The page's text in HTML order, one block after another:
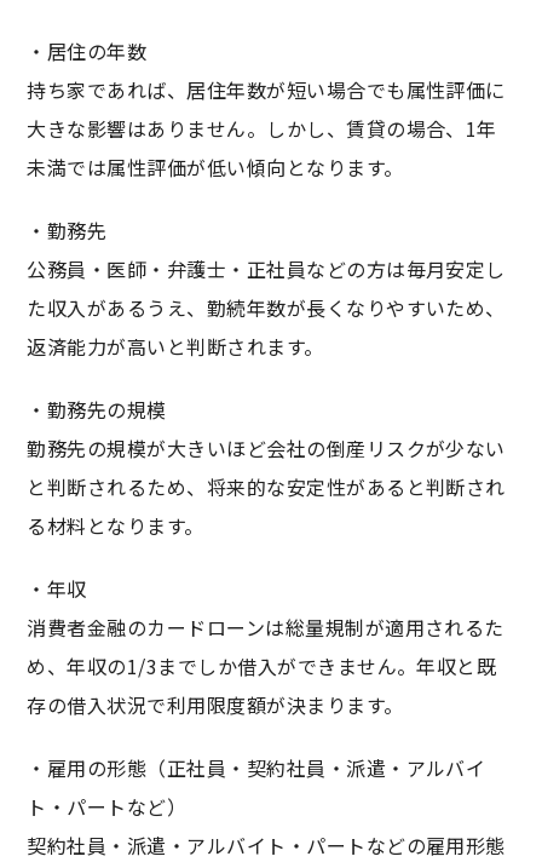
・居住の年数
持ち家であれば、居住年数が短い場合でも属性評価に
大きな影響はありません。しかし、賃貸の場合、1年
未満では属性評価が低い傾向となります。
・勤務先
公務員・医師・弁護士・正社員などの方は毎月安定し
た収入があるうえ、勤続年数が長くなりやすいため、
返済能力が高いと判断されます。
・勤務先の規模
勤務先の規模が大きいほど会社の倒産リスクが少ない
と判断されるため、将来的な安定性があると判断され
る材料となります。
・年収
消費者金融のカードローンは総量規制が適用されるた
め、年収の1/3までしか借入ができません。年収と既
存の借入状況で利用限度額が決まります。
・雇用の形態（正社員・契約社員・派遣・アルバイ
ト・パートなど）
契約社員・派遣・アルバイト・パートなどの雇用形態